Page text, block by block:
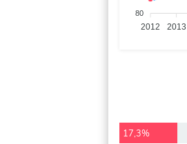
80
2012 2013
17,3%